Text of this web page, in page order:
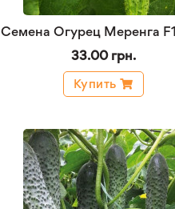
Семена Огурец Меренга
33.00 грн.
Купить